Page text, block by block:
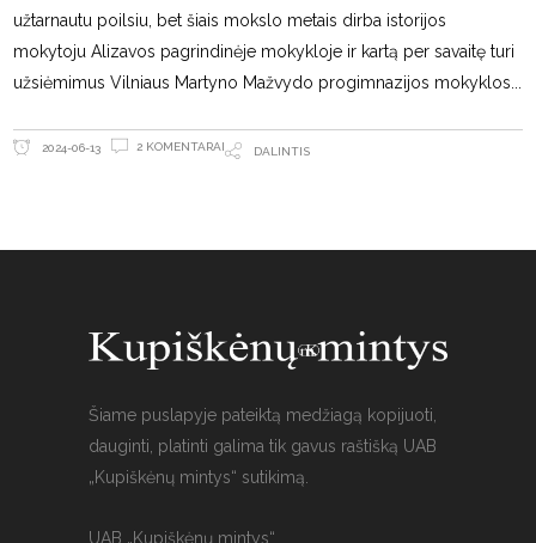
užtarnautu poilsiu, bet šiais mokslo metais dirba istorijos
mokytoju Alizavos pagrindinėje mokykloje ir kartą per savaitę turi
užsiėmimus Vilniaus Martyno Mažvydo progimnazijos mokyklos
2024-06-13 2 KOMENTARAI DALINTIS
Šiame puslapyje pateiktą medžiagą kopijuoti,
dauginti, platinti galima tik gavus raštišką UAB
„Kupiškėnų mintys“ sutikimą.
UAB „Kupiškėnų mintys“,